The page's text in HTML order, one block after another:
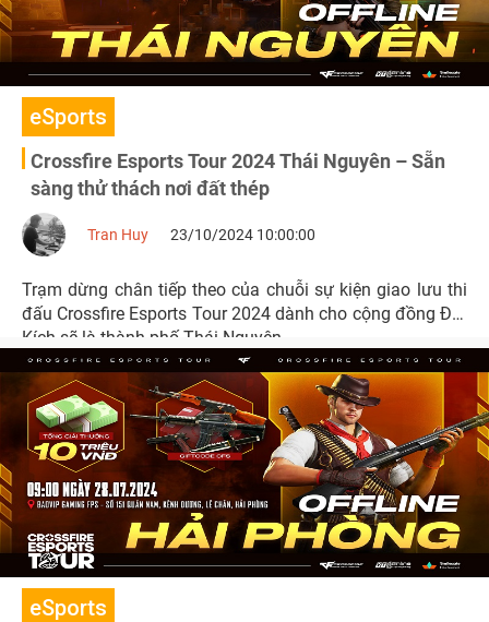
eSports
Crossfire Esports Tour 2024 Thái Nguyên – Sẵn
sàng thử thách nơi đất thép
Tran Huy 23/10/2024 10:00:00
Trạm dừng chân tiếp theo của chuỗi sự kiện giao lưu thi
đấu Crossfire Esports Tour 2024 dành cho cộng đồng Đột
Kích sẽ là thành phố Thái Nguyên.
eSports